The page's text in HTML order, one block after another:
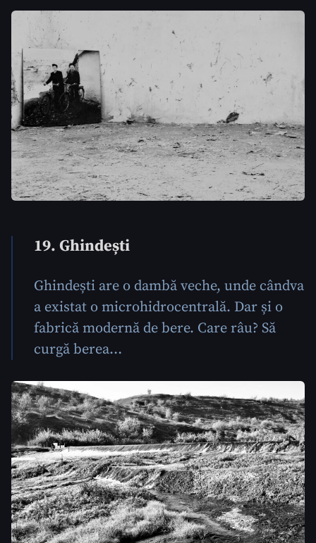
19. Ghindești
Ghindești are o dambă veche, unde cândva
a existat o microhidrocentrală. Dar și o
fabrică modernă de bere. Care râu? Să
curgă berea…